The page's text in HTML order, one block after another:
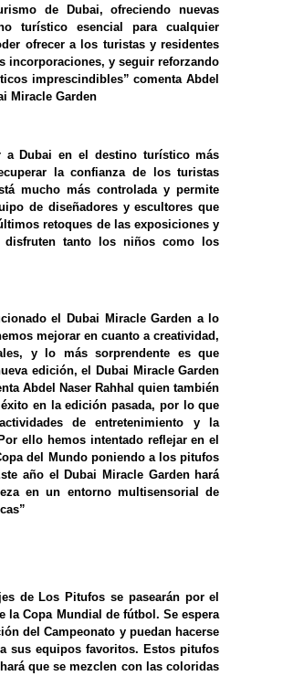
de Dubai, ofreciendo nuevas
turístico esencial para cualquier
ofrecer a los turistas y residentes
incorporaciones, y seguir reforzando
imprescindibles” comenta Abdel
Miracle Garden
a Dubai en el destino turístico más
la confianza de los turistas
mucho más controlada y permite
de diseñadores y escultores que
retoques de las exposiciones y
disfruten tanto los niños como los
el Dubai Miracle Garden a lo
mejorar en cuanto a creatividad,
y lo más sorprendente es que
edición, el Dubai Miracle Garden
Abdel Naser Rahhal quien también
en la edición pasada, por lo que
de entretenimiento y la
ello hemos intentado reflejar en el
del Mundo poniendo a los pitufos
año el Dubai Miracle Garden hará
en un entorno multisensorial de
de Los Pitufos se pasearán por el
la Copa Mundial de fútbol. Se espera
del Campeonato y puedan hacerse
sus equipos favoritos. Estos pitufos
que se mezclen con las coloridas